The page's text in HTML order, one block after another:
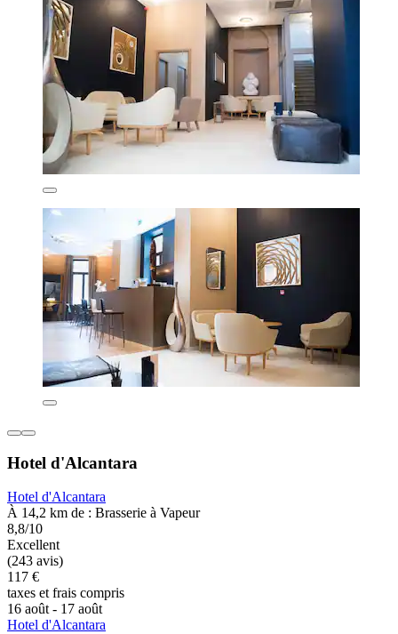
Hotel d'Alcantara
Hotel d'Alcantara
À 14,2 km de : Brasserie à Vapeur
8,8/10
Excellent
(243 avis)
117 €
taxes et frais compris
16 août - 17 août
Hotel d'Alcantara